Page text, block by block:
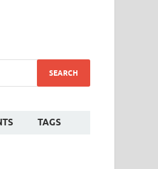
TAGS